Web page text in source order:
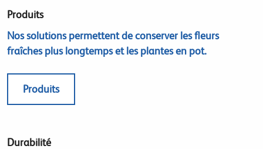
Produits
Nos solutions permettent de conserver les fleurs
fraîches plus longtemps et les plantes en pot.
Produits
Durabilité